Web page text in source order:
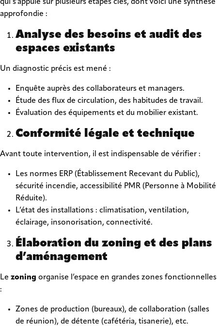
qui s’appuie sur plusieurs étapes clés, dont voici une synthèse
approfondie :
Analyse des besoins et audit des
espaces existants
Un diagnostic précis est mené :
Enquête auprès des collaborateurs et managers.
Étude des flux de circulation, des habitudes de travail.
Évaluation des équipements et du mobilier existant.
Conformité légale et technique
Avant toute intervention, il est indispensable de vérifier :
Les normes ERP (Établissement Recevant du Public),
sécurité incendie, accessibilité PMR (Personne à Mobilité
Réduite).
L’état des installations : climatisation, ventilation,
éclairage, insonorisation, connectivité.
Élaboration du zoning et des plans
d’aménagement
Le zoning organise l’espace en grandes zones fonctionnelles
:
Zones de production (bureaux), de collaboration (salles
de réunion), de détente (cafétéria, tisanerie), etc.